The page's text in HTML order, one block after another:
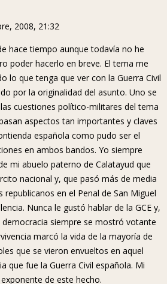
2008, 21:32
hace tiempo aunque todavía no he
poder hacerlo en breve. El tema me
lo que tenga que ver con la Guerra Civil
por la originalidad del asunto. Uno se
cuestiones político-militares del tema
aspectos tan importantes y claves
española como pudo ser el
en ambos bandos. Yo siempre
mi abuelo paterno de Calatayud que
nacional y, que pasó más de media
republicanos en el Penal de San Miguel
Nunca le gustó hablar de la GCE y,
democracia siempre se mostró votante
marcó la vida de la mayoría de
que se vieron envueltos en aquel
que fue la Guerra Civil española. Mi
de este hecho.